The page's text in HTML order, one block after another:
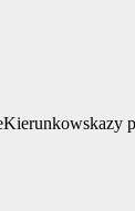
Kierunkowskazy